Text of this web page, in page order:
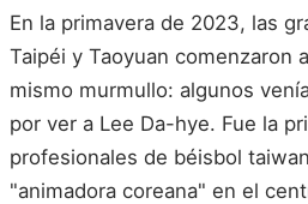
En la primavera de 2023, las
Taipéi y Taoyuan comenzaron
mismo murmullo: algunos
por ver a Lee Da-hye. Fue la
profesionales de béisbol
"animadora coreana" en el